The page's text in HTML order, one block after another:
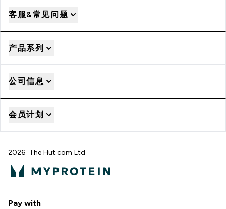
客服&常见问题
产品系列
公司信息
会员计划
2026 The Hut.com Ltd
Pay with